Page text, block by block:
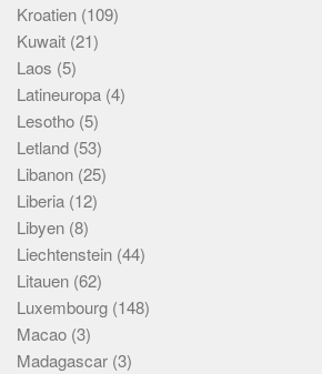
Kroatien (109)
Kuwait (21)
Laos (5)
Latineuropa (4)
Lesotho (5)
Letland (53)
Libanon (25)
Liberia (12)
Libyen (8)
Liechtenstein (44)
Litauen (62)
Luxembourg (148)
Macao (3)
Madagascar (3)